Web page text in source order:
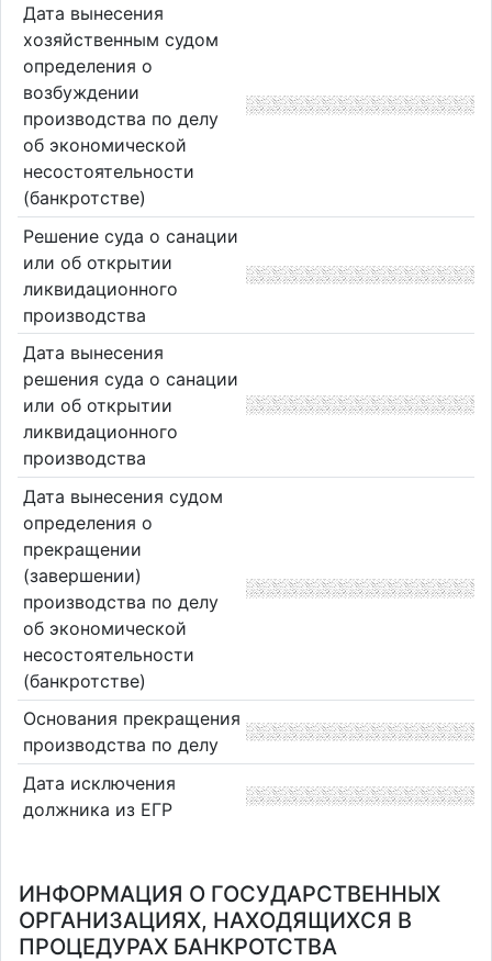
Дата вынесения
хозяйственным судом
определения о
возбуждении
производства по делу
об экономической
несостоятельности
(банкротстве)
Решение суда о санации
или об открытии
ликвидационного
производства
Дата вынесения
решения суда о санации
или об открытии
ликвидационного
производства
Дата вынесения судом
определения о
прекращении
(завершении)
производства по делу
об экономической
несостоятельности
(банкротстве)
Основания прекращения
производства по делу
Дата исключения
должника из ЕГР
ИНФОРМАЦИЯ О ГОСУДАРСТВЕННЫХ
ОРГАНИЗАЦИЯХ, НАХОДЯЩИХСЯ В
ПРОЦЕДУРАХ БАНКРОТСТВА